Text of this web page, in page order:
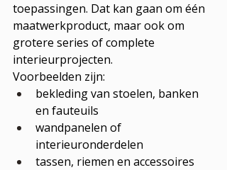
toepassingen. Dat kan gaan om één
maatwerkproduct, maar ook om
grotere series of complete
interieurprojecten.
Voorbeelden zijn:
bekleding van stoelen, banken
en fauteuils
wandpanelen of
interieuronderdelen
tassen, riemen en accessoires